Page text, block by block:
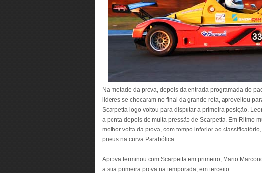
Na metade da prova, depois da entrada programada do
lideres se chocaram no final da grande reta, aproveitou
Scarpetta logo voltou para disputar a primeira posição.
a ponta depois de muita pressão de Scarpetta. Em Ritmo
melhor volta da prova, com tempo inferior ao
pneus na curva Parabólica.
Aprova terminou com Scarpetta em primeiro, Mario
a sua primeira prova na temporada, em terceiro.